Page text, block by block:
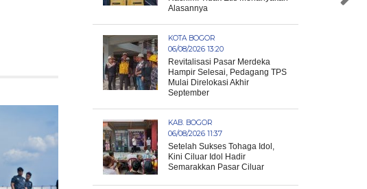
Alasannya
KOTA BOGOR
06/08/2026 13:20
Revitalisasi Pasar Merdeka
Hampir Selesai, Pedagang TPS
Mulai Direlokasi Akhir
September
KAB. BOGOR
06/08/2026 11:37
Setelah Sukses Tohaga Idol,
Kini Ciluar Idol Hadir
Semarakkan Pasar Ciluar